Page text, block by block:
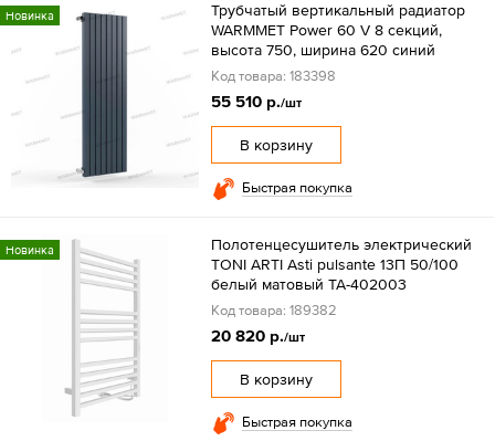
Новинка
Трубчатый вертикальный радиатор
WARMMET Power 60 V 8 секций,
высота 750, ширина 620 синий
Код товара: 183398
55 510 р./шт
В корзину
Быстрая покупка
Новинка
Полотенцесушитель электрический
TONI ARTI Asti pulsante 13П 50/100
белый матовый TA-402003
Код товара: 189382
20 820 р./шт
В корзину
Быстрая покупка